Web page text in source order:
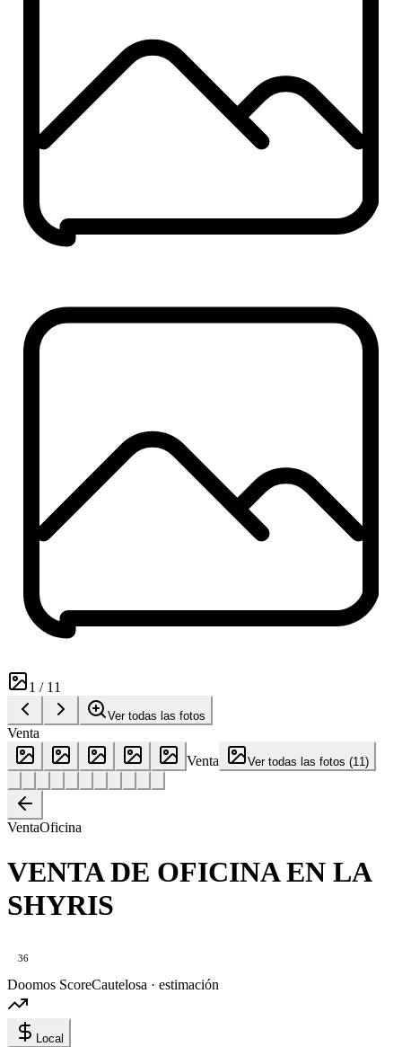
1 / 11
Ver todas las fotos
Venta
Venta
Ver todas las fotos (11)
VentaOficina
VENTA DE OFICINA EN LA
SHYRIS
36
Doomos ScoreCautelosa · estimación
Local